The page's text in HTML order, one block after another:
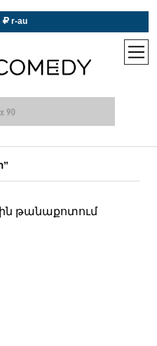
 r-au
open
թանաքոտում